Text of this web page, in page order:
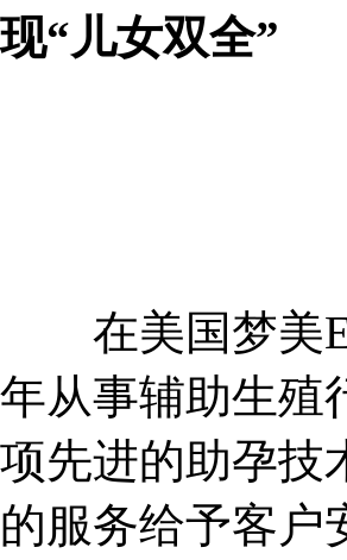
现“儿女双全”
在美国梦美
年从事辅助生殖
项先进的助孕技
的服务给予客户